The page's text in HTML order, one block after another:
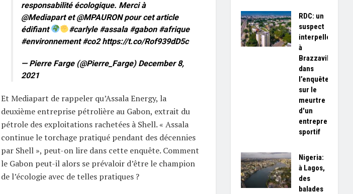
responsabilité écologique. Merci à
@Mediapartet@MPAURONpour cet article
édifiant
#carlyle #assala #gabon #afrique
#environnement #co2 https://t.co/Rof939dD5c
— Pierre Farge (@Pierre_Farge) December 8,
2021
Et Mediapart de rappeler qu’Assala Energy, la
deuxième entreprise pétrolière au Gabon, extrait du
pétrole des exploitations rachetées à Shell. « Assala
continue le torchage pratiqué pendant des décennies
par Shell », peut-on lire dans cette enquête. Comment
le Gabon peut-il alors se prévaloir d’être le champion
de l’écologie avec de telles pratiques ?
RDC: un
suspect
interpellé
à
Brazzaville
dans
l’enquête
sur le
meurtre
d'un
entrepreneur
sportif
Nigeria:
à Lagos,
des
balades